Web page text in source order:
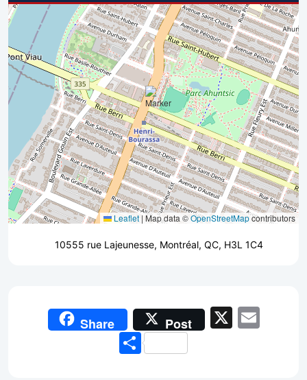
Leaflet | Map data ©OpenStreetMapcontributors
10555 rue Lajeunesse, Montréal, QC, H3L 1C4
Share Post X
Share